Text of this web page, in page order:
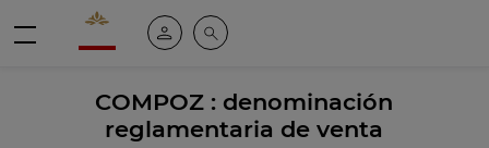
Valrhona - Imaginons le meilleur du chocolat
Mi cuentaBuscar
COMPOZ : denominación
reglamentaria de venta